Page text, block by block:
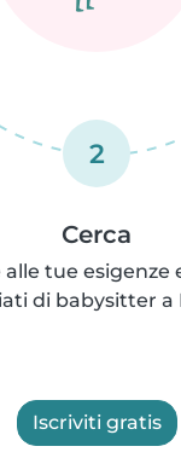
2
Cerca
alle tue esigenze
di babysitter a
Iscriviti gratis